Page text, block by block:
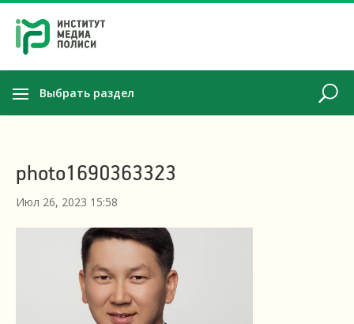
Выбрать раздел
photo1690363323
Июл 26, 2023 15:58